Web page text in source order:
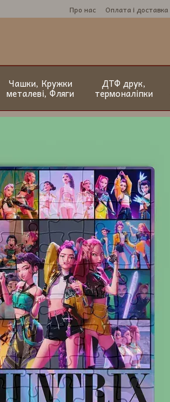
Про нас Оплата і доставка
Чашки, Кружки
металеві, Фляги
ДТФ друк,
термоналіпки